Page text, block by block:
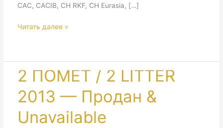
CAC, CACIB, CH RKF, CH Eurasia, […]
Moscow.
«Eurasia»
Читать далее »
2 ПОМЕТ / 2 LITTER
2013 — Продан &
Unavailable